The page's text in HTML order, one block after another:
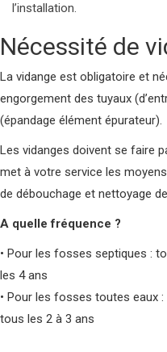
l’installation.
Nécessité de
La vidange est obligatoire et
engorgement des tuyaux
(épandage élément épurateur).
Les vidanges doivent se faire
met à votre service les
de débouchage et nettoyage
A quelle fréquence ?
• Pour les fosses septiques :
les 4 ans
• Pour les fosses toutes eaux :
tous les 2 à 3 ans